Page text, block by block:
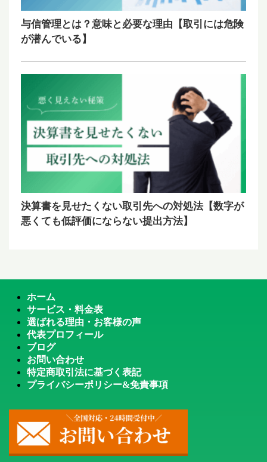
与信管理とは？意味と必要な理由【取引には危険
が潜んでいる】
決算書を見せたくない取引先への対処法【数字が
悪くても低評価にならない提出方法】
ホーム
サービス・料金表
選ばれる理由・お客様の声
代表プロフィール
ブログ
お問い合わせ
特定商取引法に基づく表記
プライバシーポリシー&免責事項